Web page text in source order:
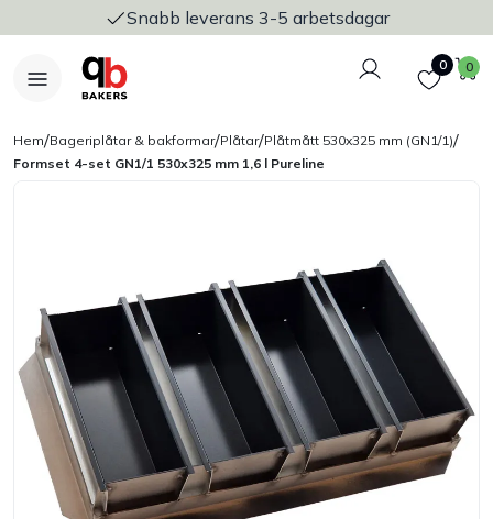
Snabb leverans 3-5 arbetsdagar
Logga in
Favoriter
0 0
Bageriplåtar & bakformar
Stickvagnar & transport
Utensilier
Hem/Bageriplåtar & bakformar/Plåtar/Plåtmått 530x325 mm (GN1/1)/
Formset 4-set GN1/1 530x325 mm 1,6 l Pureline